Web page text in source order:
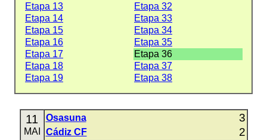
Etapa 13
Etapa 32
Etapa 14
Etapa 33
Etapa 15
Etapa 34
Etapa 16
Etapa 35
Etapa 17
Etapa 36
Etapa 18
Etapa 37
Etapa 19
Etapa 38
11
MAI
Osasuna 3
Cádiz CF 2